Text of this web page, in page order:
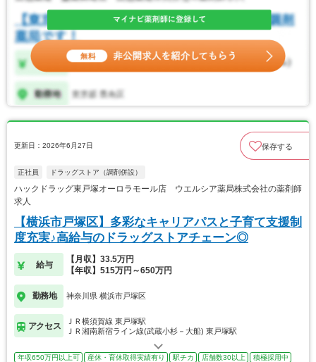
更新日：2026年6月27日 保存する
正社員 ドラッグストア（調剤併設）
ハックドラッグ東戸塚オーロラモール店 ウエルシア薬局株式会社の薬剤師
求人
【横浜市戸塚区】多彩なキャリアパスと子育て支援制
度充実♪高給与のドラッグストアチェーン◎
給与
【月収】33.5万円
【年収】515万円～650万円
勤務地 神奈川県 横浜市戸塚区
アクセス
ＪＲ横須賀線 東戸塚駅
ＪＲ湘南新宿ライン線(武蔵小杉－大船) 東戸塚駅
年収650万円以上可 産休・育休取得実績有り 駅チカ 店舗数30以上
積極採用中